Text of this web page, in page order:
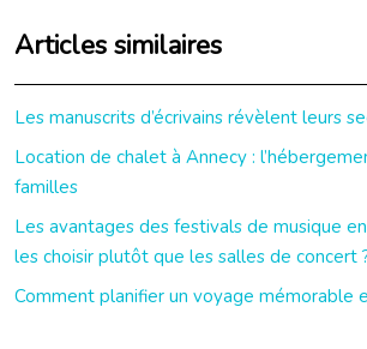
Articles similaires
Les manuscrits d’écrivains révèlent leurs
Location de chalet à Annecy :
familles
Les avantages des festivals de musique
les choisir plutôt que les salles de concert
Comment planifier un voyage mémorable